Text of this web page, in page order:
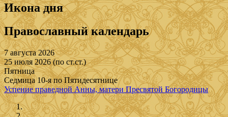
Икона дня
Православный календарь
7 августа 2026
25 июля 2026 (по ст.ст.)
Пятница
Седмица 10-я по Пятидесятнице
Успение праведной Анны, матери Пресвятой Богородицы